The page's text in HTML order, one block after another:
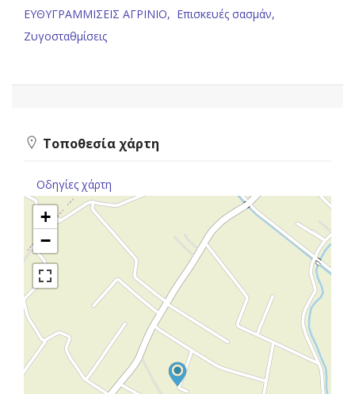
ΕΥΘΥΓΡΑΜΜΙΣΕΙΣ ΑΓΡΙΝΙΟ, Επισκευές σασμάν,
Ζυγοσταθμίσεις
Τοποθεσία χάρτη
Οδηγίες χάρτη
+
−